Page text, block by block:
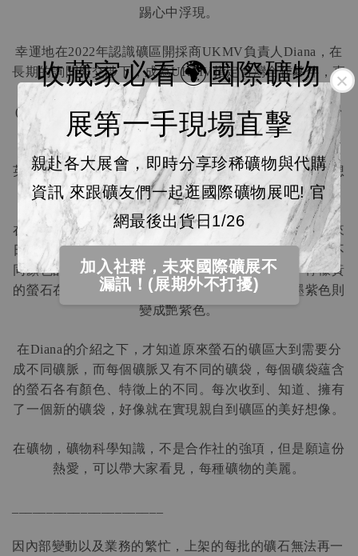
收藏家必看🌍國際礦物
展第一手現場直擊
親赴各大展會，即時分享珍稀礦物與代購
資訊 來跟礦友們一起逛國際礦物展吧! 官
網最後出貨日1/26
加入社群，未來國際礦展不
漏訊！(展期外不打擾)
踢心中浮現。
幸運地在2022年認識礦區開採商UKMV負責人 Diana ，在
長期的詢問與交涉下，成為UKMV指定台灣合作夥伴，直
接訂購螢石直送到台灣。
(您能在 UKMV的Instagram頁面上，看見UKMV追蹤的台
灣唯一礦物商家帳號是水曜日水晶）
英國日光螢石的名氣想必礦石愛好者都有聽聞，但這次想
分享，關於英日螢之於合作社踢踢，是什麼樣的狀態。
在第一次收到日光螢石，看到墨紫色與黃色才知道，原來
日光螢石不是只有印象中的皇家綠與藍色螢光而已，在不
同顏色的晶體之下，螢光反應的顏色也大不相同。檸檬黃
的螢石在螢光反應下邊框呈現優雅的紫羅蘭，而墨紫色則
變成艷紫色。
在Diana的介紹之下，才知道原來螢石的礦區大到需要分
成不同礦脈，而每個礦脈又有不同的礦袋，每個礦袋蘊含
的螢石各有顏色、特徵上的不同。每次收到、知道、擁有
了一個新的礦袋，好像就在實現親自到礦區的美好想像。
在礦物，礦物科學知識，不是合作社的強項，但是願這份
熱愛，可以帶大家看見，每種礦物的美麗。
因內部變動以及業務的繁忙，上架的每批的礦石無法再一